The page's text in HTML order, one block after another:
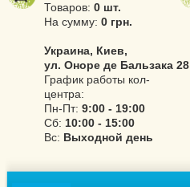
Товаров: 0 шт.
На сумму: 0 грн.
Украина, Киев,
ул. Оноре де Бальзака 28
График работы кол-
центра:
Пн-Пт: 9:00 - 19:00
Сб: 10:00 - 15:00
Вс: Выходной день